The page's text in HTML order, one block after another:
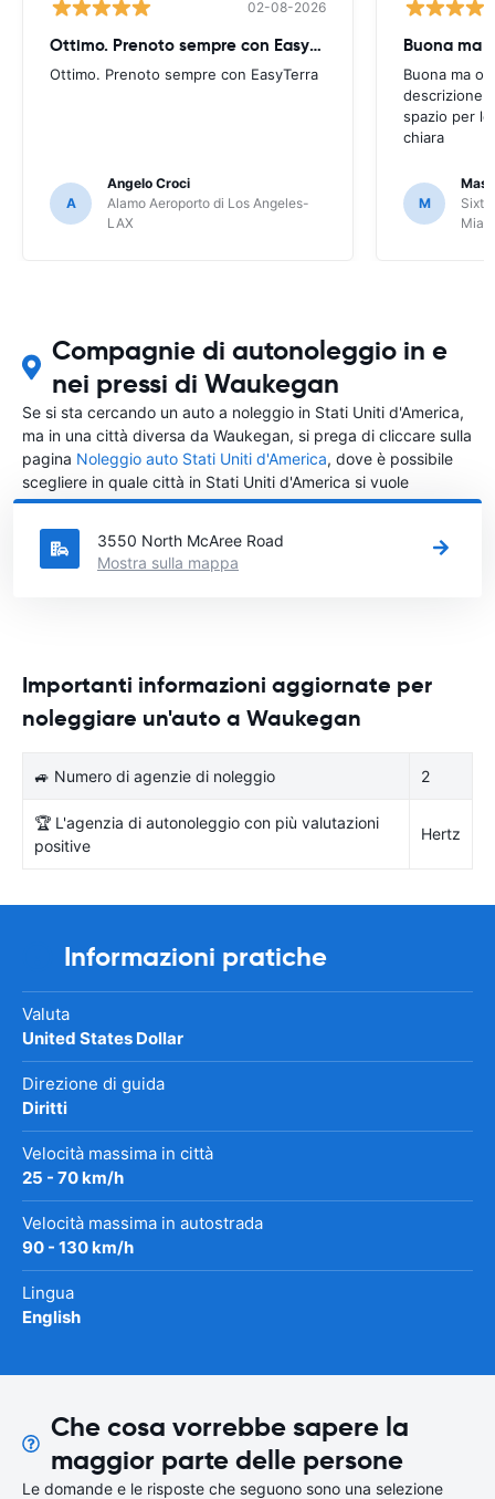
02-08-2026
Ottimo. Prenoto sempre con EasyTerra
Ottimo. Prenoto sempre con EasyTerra
A
Angelo Croci
Alamo Aeroporto di Los Angeles-
LAX
Buona ma
Buona ma
descrizione
spazio per
chiara
M
Sixt
Compagnie di autonoleggio in e
nei pressi di Waukegan
Se si sta cercando un auto a noleggio in Stati Uniti d'America,
ma in una città diversa da Waukegan, si prega di cliccare sulla
pagina Noleggio auto Stati Uniti d'America, dove è possibile
scegliere in quale città in Stati Uniti d'America si vuole
noleggiare l'auto.
3550 North McAree Road
Mostra sulla mappa
Importanti informazioni aggiornate per
noleggiare un'auto a Waukegan
🚙 Numero di agenzie di noleggio 2
🏆 L'agenzia di autonoleggio con più valutazioni
positive
Hertz
Informazioni pratiche
Valuta
United States Dollar
Direzione di guida
Diritti
Velocità massima in città
25 - 70 km/h
Velocità massima in autostrada
90 - 130 km/h
Lingua
English
Che cosa vorrebbe sapere la
maggior parte delle persone
Le domande e le risposte che seguono sono una selezione